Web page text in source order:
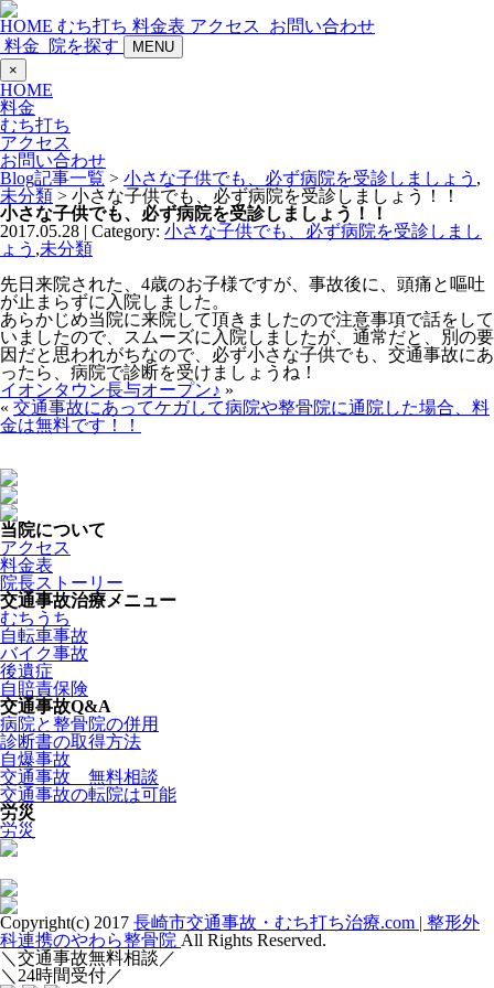
HOME むち打ち 料金表 アクセス
お問い合わせ
料金
院を探す
MENU
×
HOME
料金
むち打ち
アクセス
お問い合わせ
Blog記事一覧 > 小さな子供でも、必ず病院を受診しましょう ,
未分類 > 小さな子供でも、必ず病院を受診しましょう！！
小さな子供でも、必ず病院を受診しましょう！！
2017.05.28 | Category: 小さな子供でも、必ず病院を受診しまし
ょう ,未分類
先日来院された、4歳のお子様ですが、事故後に、頭痛と嘔吐
が止まらずに入院しました。
あらかじめ当院に来院して頂きましたので注意事項で話をして
いましたので、スムーズに入院しましたが、通常だと、別の要
因だと思われがちなので、必ず小さな子供でも、交通事故にあ
ったら、病院で診断を受けましょうね！
イオンタウン長与オープン♪ »
« 交通事故にあってケガして病院や整骨院に通院した場合、料
金は無料です！！
当院について
アクセス
料金表
院長ストーリー
交通事故治療メニュー
むちうち
自転車事故
バイク事故
後遺症
自賠責保険
交通事故Q&A
病院と整骨院の併用
診断書の取得方法
自爆事故
交通事故 無料相談
交通事故の転院は可能
労災
労災
Copyright(c) 2017 長崎市交通事故・むち打ち治療.com | 整形外
科連携のやわら整骨院 All Rights Reserved.
＼交通事故無料相談／
＼24時間受付／